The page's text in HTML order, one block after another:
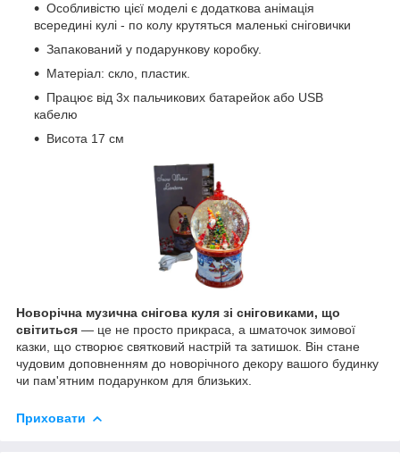
Особливістю цієї моделі є додаткова анімація
всередині кулі - по колу крутяться маленькі сніговички
Запакований у подарункову коробку.
Матеріал: скло, пластик.
Працює від 3х пальчикових батарейок або USB
кабелю
Висота 17 см
Новорічна музична снігова куля зі сніговиками, що
світиться — це не просто прикраса, а шматочок зимової
казки, що створює святковий настрій та затишок. Він стане
чудовим доповненням до новорічного декору вашого будинку
чи пам'ятним подарунком для близьких.
Приховати